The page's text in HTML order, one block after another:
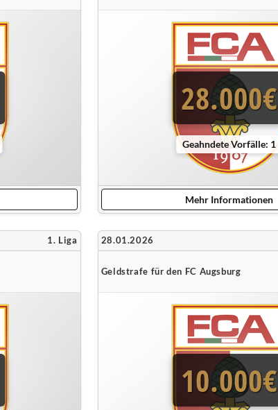
28.000€
Geahndete Vorfälle: 1
Mehr Informationen
1. Liga 28.01.2026
Geldstrafe für den FC Augsburg
10.000€